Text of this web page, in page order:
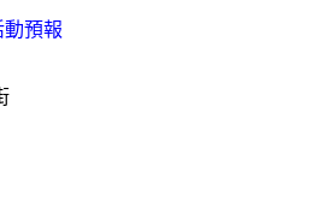
預報